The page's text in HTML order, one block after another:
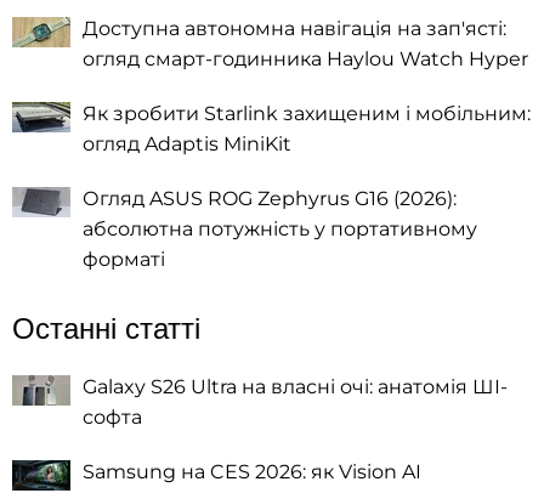
Доступна автономна навігація на зап'ясті:
огляд смарт-годинника Haylou Watch Hyper
Як зробити Starlink захищеним і мобільним:
огляд Adaptis MiniKit
Огляд ASUS ROG Zephyrus G16 (2026):
абсолютна потужність у портативному
форматі
Останні статті
Galaxy S26 Ultra на власні очі: анатомія ШІ-
софта
Samsung на CES 2026: як Vision AI